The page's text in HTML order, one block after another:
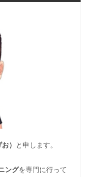
）
と申します。
ングを専門に行って